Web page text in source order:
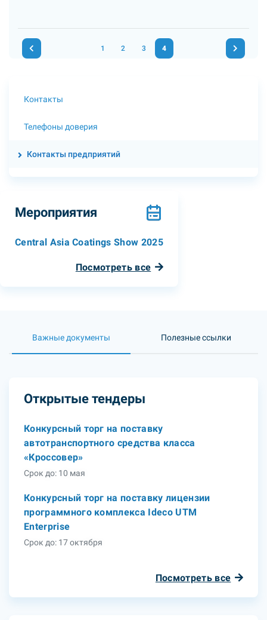
1 2 3 4
Контакты
Телефоны доверия
Контакты предприятий
Мероприятия
Central Asia Coatings Show 2025
Посмотреть все
Важные документы Полезные ссылки
Открытые тендеры
Конкурсный торг на поставку
автотранспортного средства класса
«Кроссовер»
Срок до: 10 мая
Конкурсный торг на поставку лицензии
программного комплекса Ideco UTM
Enterprise
Срок до: 17 октября
Посмотреть все